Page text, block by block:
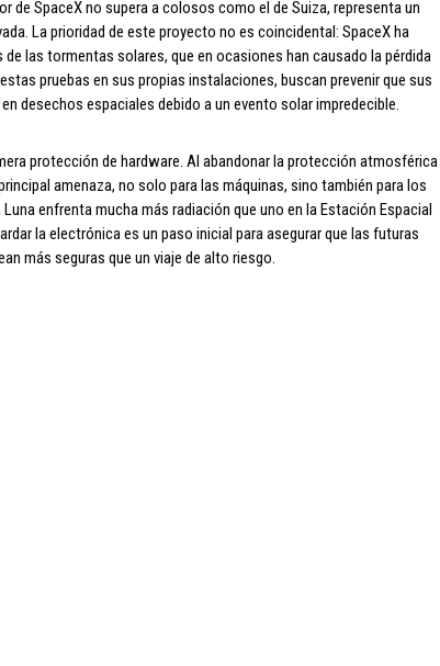
de SpaceX no supera a colosos como el de Suiza, representa un
La prioridad de este proyecto no es coincidental: SpaceX ha
las tormentas solares, que en ocasiones han causado la pérdida
pruebas en sus propias instalaciones, buscan prevenir que sus
desechos espaciales debido a un evento solar impredecible.
protección de hardware. Al abandonar la protección atmosférica
amenaza, no solo para las máquinas, sino también para los
enfrenta mucha más radiación que uno en la Estación Espacial
la electrónica es un paso inicial para asegurar que las futuras
más seguras que un viaje de alto riesgo.